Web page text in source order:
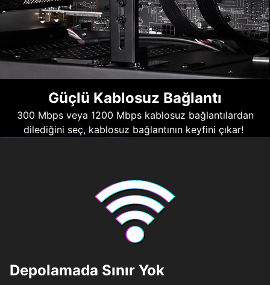
Güçlü Kablosuz Bağlantı
300 Mbps veya 1200 Mbps kablosuz bağlantılardan
dilediğini seç, kablosuz bağlantının keyfini çıkar!
Depolamada Sınır Yok